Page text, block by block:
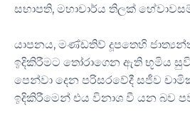
සභාපති, මහාචාර්ය තිලක්
යාපනය, මණ්ඩතිව් දූපතෙහි
ඉදිකිරීමට තෝරාගෙන ඇති භූමිය
පෙන්වා දෙන පරිසරවේදී සජීව
ඉදිකිරීමෙන් එය විනාශ වී යන බව